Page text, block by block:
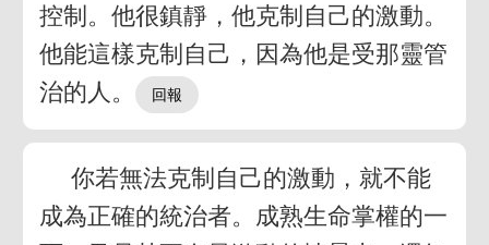
控制。他很鎮靜，他克制自己的激動。
他能這樣克制自己，因為他是受那靈管
治的人。
你若無法克制自己的激動，就不能
成為正確的統治者。成熟生命掌權的一